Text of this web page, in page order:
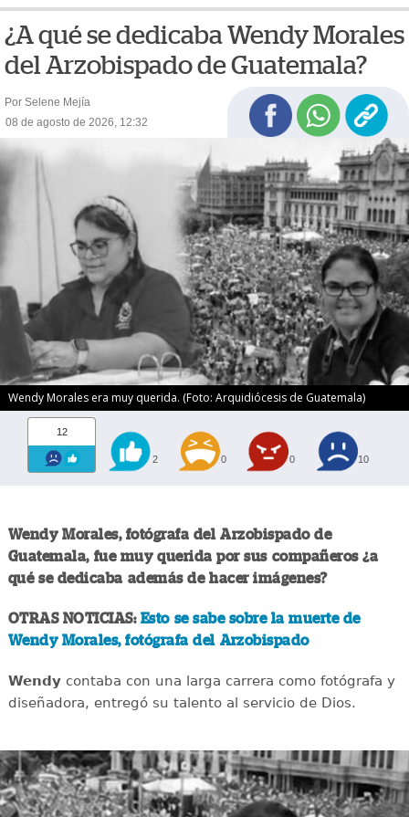
¿A qué se dedicaba Wendy Morales
del Arzobispado de Guatemala?
Por Selene Mejía
08 de agosto de 2026, 12:32
Wendy Morales era muy querida. (Foto: Arquidiócesis de Guatemala)
12
2 0 0 10
Wendy Morales, fotógrafa del Arzobispado de
Guatemala, fue muy querida por sus compañeros ¿a
qué se dedicaba además de hacer imágenes?
OTRAS NOTICIAS: Esto se sabe sobre la muerte de
Wendy Morales, fotógrafa del Arzobispado
Wendycontaba con una larga carrera como fotógrafa y
diseñadora, entregó su talento al servicio de Dios.